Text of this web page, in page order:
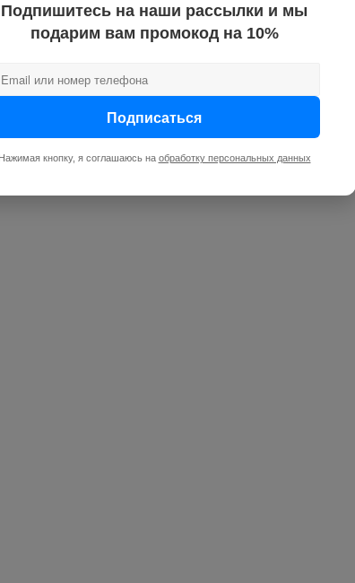
Подпишитесь на наши рассылки и мы
подарим вам промокод на 10%
Подписаться
Нажимая кнопку, я соглашаюсь на обработку персональных данных